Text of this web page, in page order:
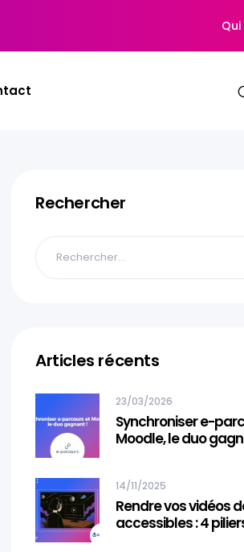
Rechercher
Articles récents
23/03/2026
Synchroniser e-
Moodle, le duo
14/11/2025
Rendre vos vidéos
accessibles : 4